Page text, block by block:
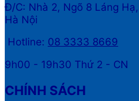
Đ/C: Nhà 2, Ngõ 8 Láng
Hà Nội
Hotline: 08 3333 8669
9h00 - 19h30 Thứ 2 - CN
CHÍNH SÁCH